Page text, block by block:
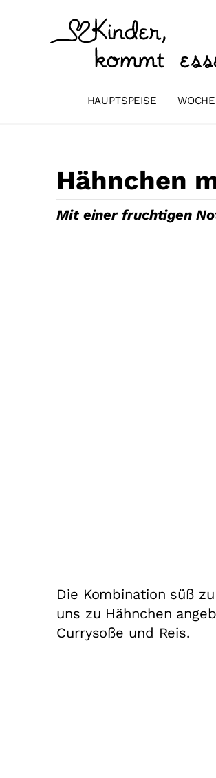
HAUPTSPEISE
Hähnchen
Mit einer fruchtigen
Die Kombination süß
uns zu Hähnchen
Currysoße und Reis.